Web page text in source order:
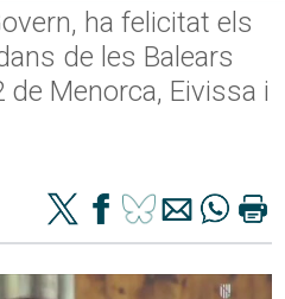
ha felicitat els
de les Balears
de Menorca, Eivissa i